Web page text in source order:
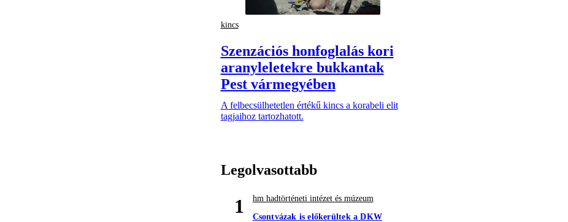
kincs
Szenzációs honfoglalás kori
aranyleletekre bukkantak
Pest vármegyében
A felbecsülhetetlen értékű kincs a korabeli elit
tagjaihoz tartozhatott.
Legolvasottabb
1
hm hadtörténeti intézet és múzeum
Csontvázak is előkerültek a DKW